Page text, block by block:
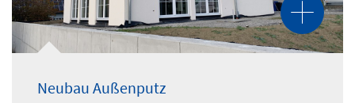
Neubau Außenputz